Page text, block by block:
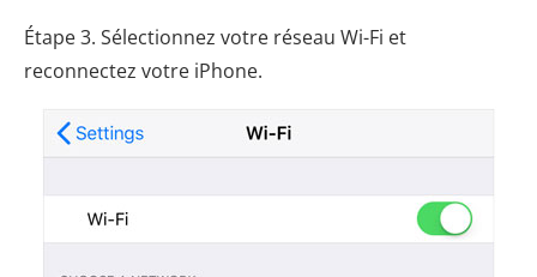
Étape 3. Sélectionnez votre réseau Wi-Fi et
reconnectez votre iPhone.